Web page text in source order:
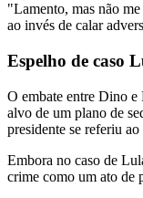
"Lamento, mas não
ao invés de calar
Espelho de caso
O embate entre Dino
alvo de um plano de
presidente se referiu
Embora no caso de
crime como um ato de